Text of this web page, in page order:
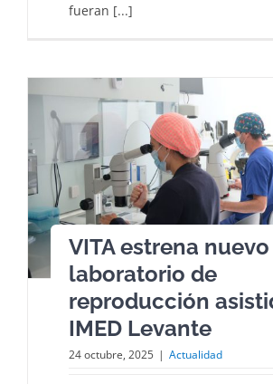
fueran [...]
VITA estrena nuevo
laboratorio de
reproducción
IMED Levante
24 octubre, 2025 | Actualidad